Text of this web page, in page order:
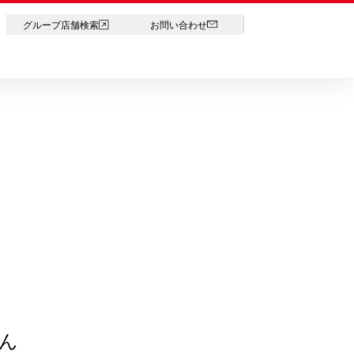
グループ店舗検索 お問い合わせ